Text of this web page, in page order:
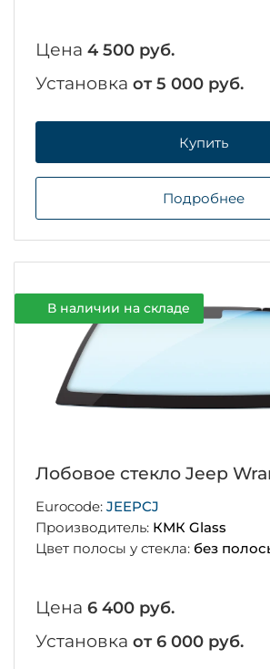
Цена 4 500 руб.
Установка от 5 000 руб.
Купить
Подробнее
В наличии на складе
Лобовое стекло Jeep
Eurocode: JEEPCJ
Производитель: КМК Glass
Цвет полосы у стекла: без
Цена 6 400 руб.
Установка от 6 000 руб.